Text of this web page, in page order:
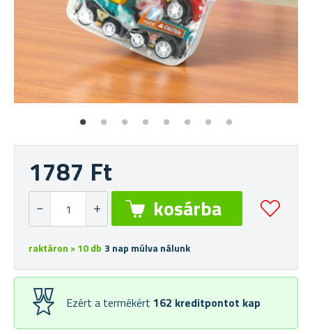
1787 Ft
raktáron > 10 db 3 nap múlva nálunk
Ezért a termékért 162 kreditpontot kap